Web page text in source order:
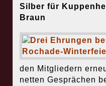
Silber für
Braun
den Mitgliedern
netten Gesprächen